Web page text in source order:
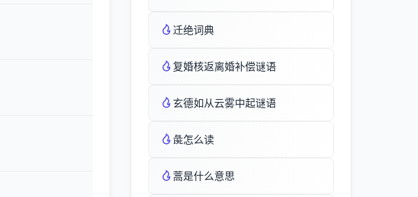
迁绝词典
复婚核返离婚补偿谜语
玄德如从云雾中起谜语
彘怎么读
蒿是什么意思